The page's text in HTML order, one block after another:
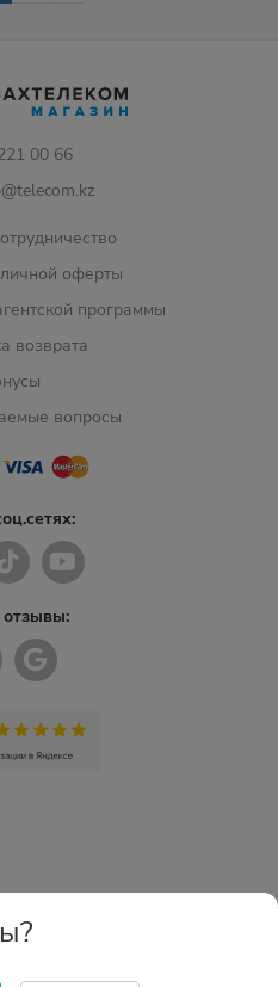
00 66
оферты
программы
возврата
вопросы